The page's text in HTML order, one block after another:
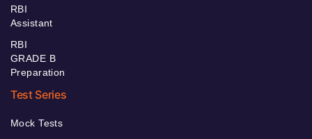
RBI
Assistant
RBI
GRADE B
Preparation
Test Series
Mock Tests